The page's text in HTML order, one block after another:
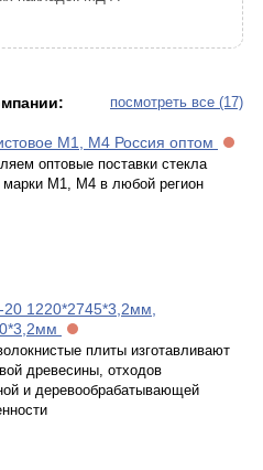
посмотреть все (17)
М1, М4 Россия оптом
оптовые поставки стекла
марки М1, М4 в любой регион
1220*2745*3,2мм,
плиты изготавливают
древесины, отходов
и деревообрабатывающей